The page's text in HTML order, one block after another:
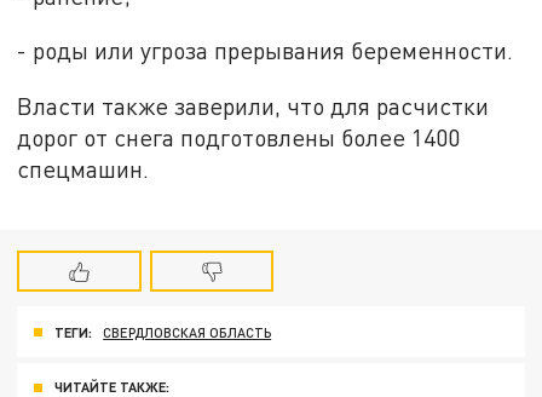
- роды или угроза прерывания беременности.
Власти также заверили, что для расчистки
дорог от снега подготовлены более 1400
спецмашин.
ТЕГИ: СВЕРДЛОВСКАЯ ОБЛАСТЬ
ЧИТАЙТЕ ТАКЖЕ: